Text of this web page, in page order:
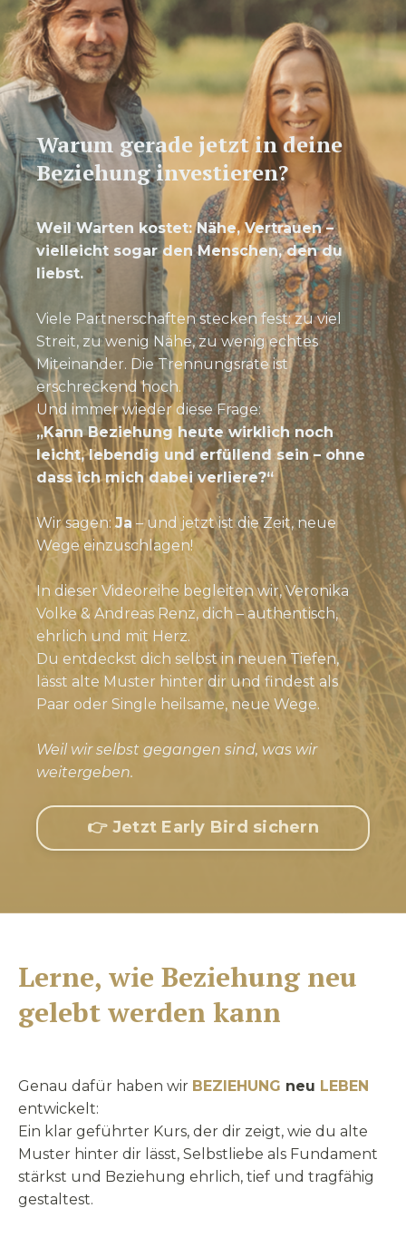
Warum gerade jetzt in deine
Beziehung investieren?
Weil Warten kostet: Nähe, Vertrauen –
vielleicht sogar den Menschen, den du
liebst.
Viele Partnerschaften stecken fest: zu viel
Streit, zu wenig Nähe, zu wenig echtes
Miteinander. Die Trennungsrate ist
erschreckend hoch.
Und immer wieder diese Frage:
„Kann Beziehung heute wirklich noch
leicht, lebendig und erfüllend sein – ohne
dass ich mich dabei verliere?“
Wir sagen: Ja – und jetzt ist die Zeit, neue
Wege einzuschlagen!
In dieser Videoreihe begleiten wir, Veronika
Volke & Andreas Renz, dich – authentisch,
ehrlich und mit Herz.
Du entdeckst dich selbst in neuen Tiefen,
lässt alte Muster hinter dir und findest als
Paar oder Single heilsame, neue Wege.
Weil wir selbst gegangen sind, was wir
weitergeben.
👉 Jetzt Early Bird sichern
Lerne, wie Beziehung neu
gelebt werden kann
Genau dafür haben wir BEZIEHUNG neu LEBEN
entwickelt:
Ein klar geführter Kurs, der dir zeigt, wie du alte
Muster hinter dir lässt, Selbstliebe als Fundament
stärkst und Beziehung ehrlich, tief und tragfähig
gestaltest.